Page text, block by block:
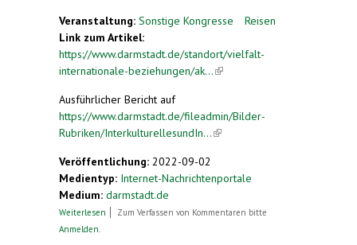
Veranstaltung: Sonstige Kongresse
Reisen
Link zum Artikel:
https://www.darmstadt.de/standort/vielfalt-
internationale-beziehungen/ak...(link is external)
Ausführlicher Bericht auf
https://www.darmstadt.de/fileadmin/Bilder-
Rubriken/InterkulturellesundIn...(link is external)
Veröffentlichung: 2022-09-02
Medientyp: Internet-Nachrichtenportale
Medium: darmstadt.de
Weiterlesen über Esperantogruppe zu Besuch in Brescia
Zum Verfassen von Kommentaren bitte
Anmelden